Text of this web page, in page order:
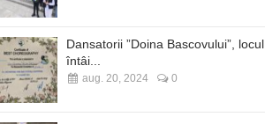
Dansatorii ”Doina Bascovului”, locul
întâi...
aug. 20, 2024 0